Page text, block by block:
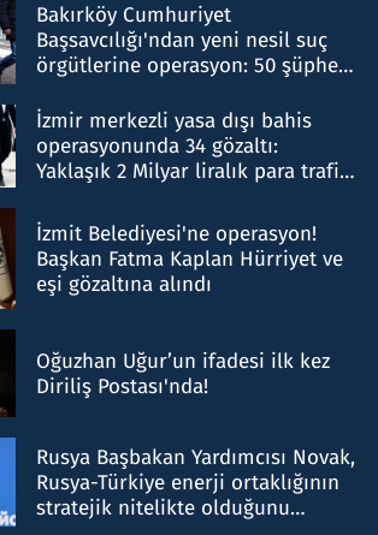
Bakırköy Cumhuriyet
Başsavcılığı'ndan yeni nesil suç
örgütlerine operasyon: 50 şüpheli
İzmir merkezli yasa dışı bahis
operasyonunda 34 gözaltı:
Yaklaşık 2 Milyar liralık para trafiği
İzmit Belediyesi'ne operasyon!
Başkan Fatma Kaplan Hürriyet ve
eşi gözaltına alındı
Oğuzhan Uğur’un ifadesi ilk kez
Diriliş Postası'nda!
Rusya Başbakan Yardımcısı Novak,
Rusya-Türkiye enerji ortaklığının
stratejik nitelikte olduğunu